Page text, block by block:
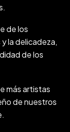
de los
la delicadeza,
de los
más artistas
de nuestros